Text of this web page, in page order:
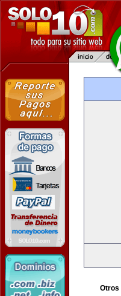
Otros